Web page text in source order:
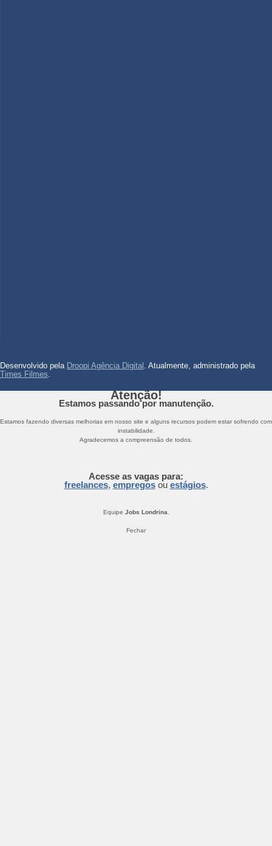
Desenvolvido pela Droopi Agência Digital . Atualmente, administrado pela
Times Filmes.
Atenção!
Estamos passando por manutenção.
Estamos fazendo diversas melhorias em nosso site e alguns recursos podem estar sofrendo com
instabilidade.
Agradecemos a compreensão de todos.
Acesse as vagas para:
freelances, empregosou estágios.
Equipe Jobs Londrina.
Fechar